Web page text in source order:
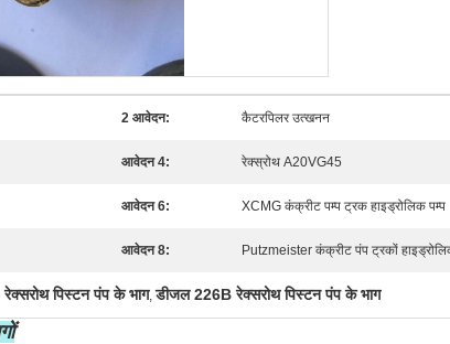
2 आवेदन: कैटरपिलर उत्खनन
आवेदन 4: रेक्स्रोथ A20VG45
आवेदन 6: XCMG कंक्रीट पम्प ट्रक हाइड्रोलिक पम्प
आवेदन 8: Putzmeister कंक्रीट पंप ट्रकों
पिस्टन पंप के भाग,डीजल 226B रेक्सरोथ पिस्टन पंप के भाग